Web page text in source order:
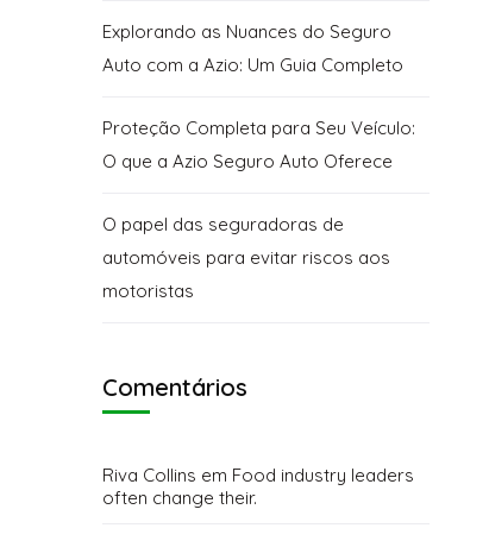
Explorando as Nuances do Seguro
Auto com a Azio: Um Guia Completo
Proteção Completa para Seu Veículo:
O que a Azio Seguro Auto Oferece
O papel das seguradoras de
automóveis para evitar riscos aos
motoristas
Comentários
Riva Collins em Food industry leaders
often change their.